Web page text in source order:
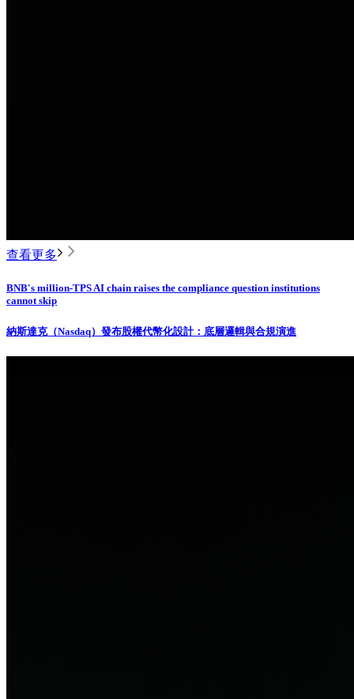
查看更多
BNB's million-TPS AI chain raises the compliance question institutions
cannot skip
納斯達克（Nasdaq）發布股權代幣化設計：底層邏輯與合規演進